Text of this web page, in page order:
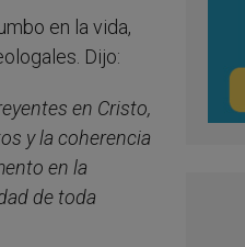
en la vida,
Dijo:
en Cristo,
y la coherencia
en la
de toda